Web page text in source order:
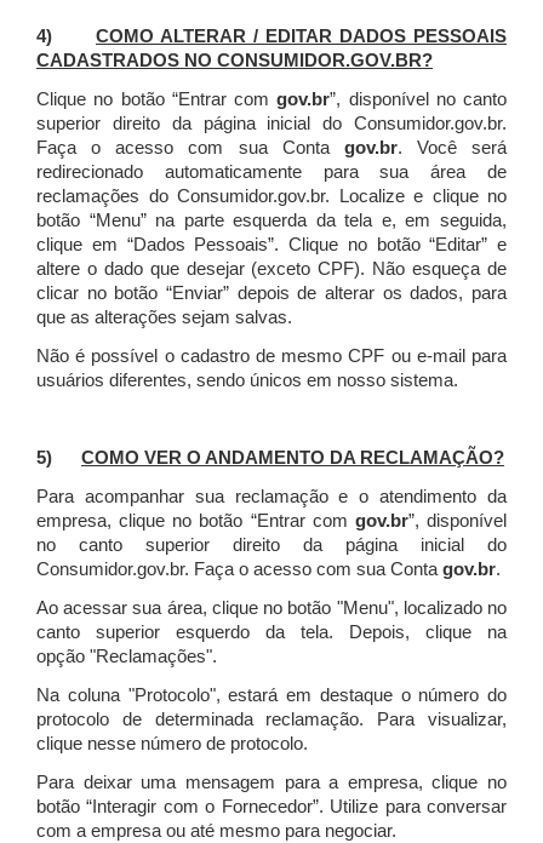
4) COMO ALTERAR / EDITAR DADOS PESSOAIS
CADASTRADOS NO CONSUMIDOR.GOV.BR?
Clique no botão “Entrar comgov.br”, disponível no canto
superior direito da página inicial do Consumidor.gov.br.
Faça o acesso com sua Conta gov.br. Você será
redirecionado automaticamente para sua área de
reclamações do Consumidor.gov.br.
Localize e clique no
botão “Menu” na parte esquerda da tela e, em seguida,
clique em “Dados Pessoais”. Clique no botão “Editar” e
altere o dado que desejar (exceto CPF). Não esqueça de
clicar no botão “Enviar” depois de alterar os dados, para
que as alterações sejam salvas.
Não é possível o cadastro de mesmo CPF ou e-mail para
usuários diferentes, sendo únicos em nosso sistema.
5) COMO VER O ANDAMENTO DA RECLAMAÇÃO?
Para acompanhar sua reclamação e o atendimento da
empresa, clique no botão “Entrar com gov.br”, disponível
no canto superior direito da página inicial do
Consumidor.gov.br. Faça o acesso com sua Contagov.br.
Ao acessar sua área, clique no botão "Menu", localizado no
canto superior esquerdo da tela. Depois, clique na
opção "Reclamações".
Na coluna "Protocolo", estará em destaque o número do
protocolo de determinada reclamação. Para visualizar,
clique nesse número de protocolo.
Para deixar uma mensagem para a empresa, clique no
botão “Interagir com o Fornecedor”. Utilize para conversar
com a empresa ou até mesmo para negociar.